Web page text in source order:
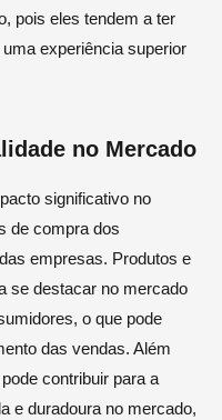
pois eles tendem a ter
experiência superior
no Mercado
significativo no
de compra dos
empresas. Produtos e
se destacar no mercado
o que pode
das vendas. Além
contribuir para a
e duradoura no mercado,